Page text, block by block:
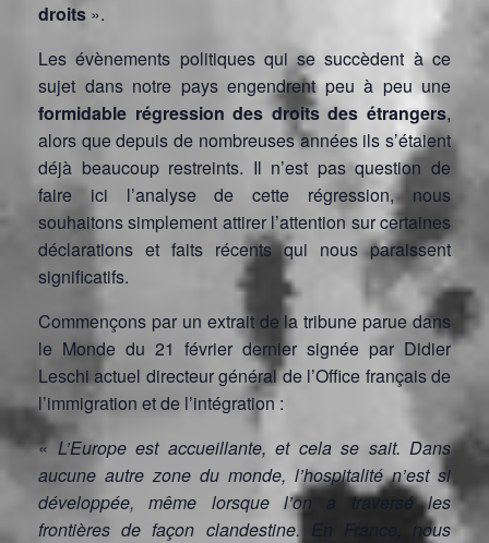
droits ».
Les évènements politiques qui se succèdent à ce
sujet dans notre pays engendrent peu à peu une
formidable régression des droits des étrangers,
alors que depuis de nombreuses années ils s’étaient
déjà beaucoup restreints. Il n’est pas question de
faire ici l’analyse de cette régression, nous
souhaitons simplement attirer l’attention sur certaines
déclarations et faits récents qui nous paraissent
significatifs.
Commençons par un extrait de la tribune parue dans
le Monde du 21 février dernier signée par Didier
Leschi actuel directeur général de l’Office français de
l’immigration et de l’intégration :
« L’Europe est accueillante, et cela se sait. Dans
aucune autre zone du monde, l’hospitalité n’est si
développée, même lorsque l’on a traversé les
frontières de façon clandestine. En France, nous